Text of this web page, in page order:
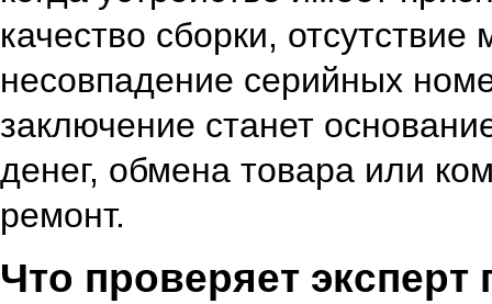
качество сборки, отсутствие
несовпадение серийных
заключение станет
денег, обмена товара или
ремонт.
Что проверяет эксперт